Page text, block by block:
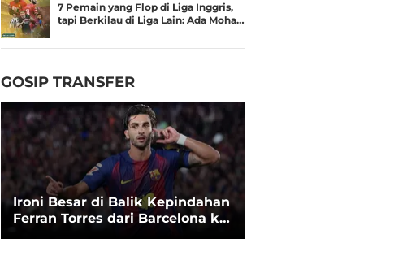
7 Pemain yang Flop di Liga Inggris,
tapi Berkilau di Liga Lain: Ada Moha…
GOSIP TRANSFER
Ironi Besar di Balik Kepindahan
Ferran Torres dari Barcelona ke